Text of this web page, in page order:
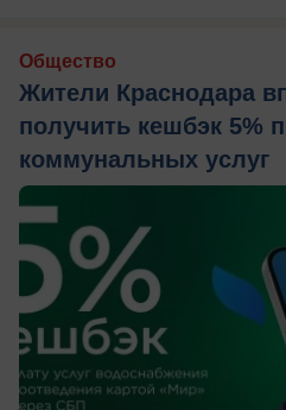
Общество
Жители Краснодара
получить кешбэк 5%
коммунальных услуг